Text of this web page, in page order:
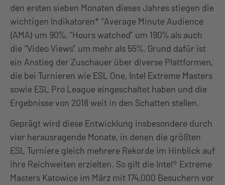
den ersten sieben Monaten dieses Jahres stiegen die
wichtigen Indikatoren* “Average Minute Audience
(AMA) um 90%, “Hours watched” um 190% als auch
die “Video Views” um mehr als 55%. Grund dafür ist
ein Anstieg der Zuschauer über diverse Plattformen,
die bei Turnieren wie ESL One, Intel Extreme Masters
sowie ESL Pro League eingeschaltet haben und die
Ergebnisse von 2018 weit in den Schatten stellen.
Geprägt wird diese Entwicklung insbesondere durch
vier herausragende Monate, in denen die größten
ESL Turniere gleich mehrere Rekorde im Hinblick auf
ihre Reichweiten erzielten. So gilt die Intel® Extreme
Masters Katowice im März mit 174,000 Besuchern vor